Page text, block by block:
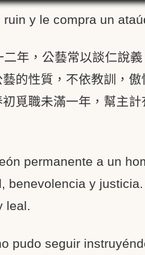
y le compra un
年，公藝常以談仁說
的性質，不依教訓，
覓職未滿一年，幫主
permanente a un
benevolencia y
leal.
pudo seguir